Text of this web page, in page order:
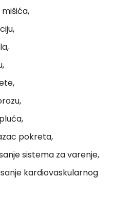
pokreta,
sistema za varenje,
kardiovaskularnog